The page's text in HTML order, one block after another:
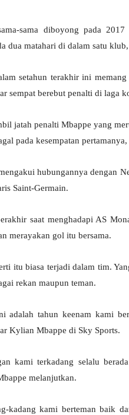
sama diboyong pada
dua matahari di dalam satu
setahun terakhir ini
sempat berebut penalti di laga
jatah penalti Mbappe yang
pada kesempatan
hubungannya dengan
Saint-Germain.
saat menghadapi AS
merayakan gol itu bersama.
itu biasa terjadi dalam tim.
rekan maupun teman.
adalah tahun keenam kami
Kylian Mbappe di Sky Sports.
kami terkadang selalu
melanjutkan.
kadang kami berteman baik